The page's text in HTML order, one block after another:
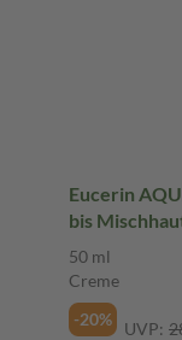
Eucerin
bis
50 ml
Creme
-20%
UVP: